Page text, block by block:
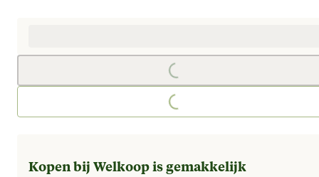
Loading...
Loading...
Kopen bij Welkoop is gemakkelijk